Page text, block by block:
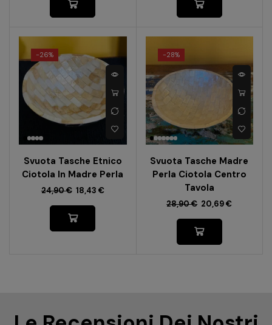
-26%
Svuota Tasche Etnico
Ciotola In Madre Perla
24,90€ 18,43 €
-28%
Svuota Tasche Madre
Perla Ciotola Centro
Tavola
28,90€ 20,69€